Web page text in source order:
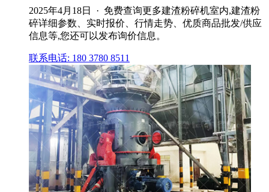
2025年4月18日 · 免费查询更多建渣粉碎机室内,建渣粉
碎详细参数、实时报价、行情走势、优质商品批发/供应
信息等,您还可以发布询价信息。
联系电话: 180 3780 8511